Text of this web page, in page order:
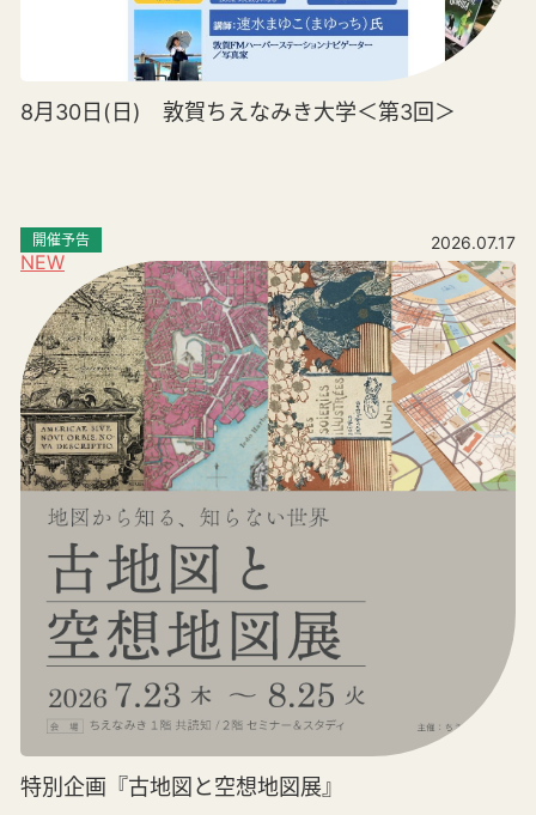
8月30日(日) 敦賀ちえなみき大学＜第3回＞
NEW
開催予告 2026.07.17
特別企画『古地図と空想地図展』